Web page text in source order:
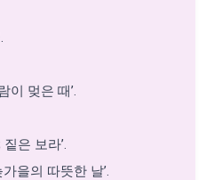
이 멎은 때’.
은 보라’.
을의 따뜻한 날’.